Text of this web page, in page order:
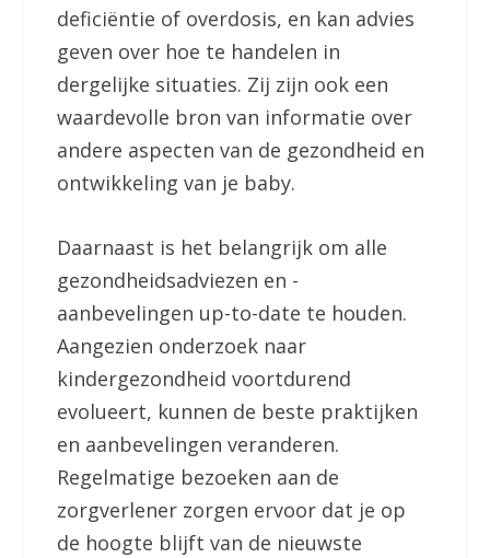
deficiëntie of overdosis, en kan advies
geven over hoe te handelen in
dergelijke situaties. Zij zijn ook een
waardevolle bron van informatie over
andere aspecten van de gezondheid en
ontwikkeling van je baby.
Daarnaast is het belangrijk om alle
gezondheidsadviezen en -
aanbevelingen up-to-date te houden.
Aangezien onderzoek naar
kindergezondheid voortdurend
evolueert, kunnen de beste praktijken
en aanbevelingen veranderen.
Regelmatige bezoeken aan de
zorgverlener zorgen ervoor dat je op
de hoogte blijft van de nieuwste